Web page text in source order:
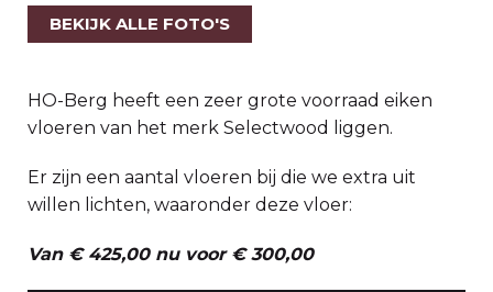
BEKIJK ALLE FOTO'S
HO-Berg heeft een zeer grote voorraad eiken
vloeren van het merk Selectwood liggen.
Er zijn een aantal vloeren bij die we extra uit
willen lichten, waaronder deze vloer:
Van € 425,00 nu voor € 300,00